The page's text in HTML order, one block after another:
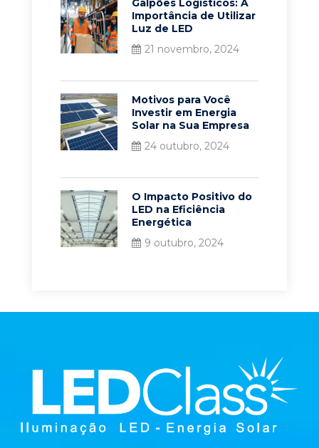
Galpões Logísticos: A
Importância de Utilizar
Luz de LED
21 novembro, 2024
Motivos para Você
Investir em Energia
Solar na Sua Empresa
24 outubro, 2024
O Impacto Positivo do
LED na Eficiência
Energética
9 outubro, 2024